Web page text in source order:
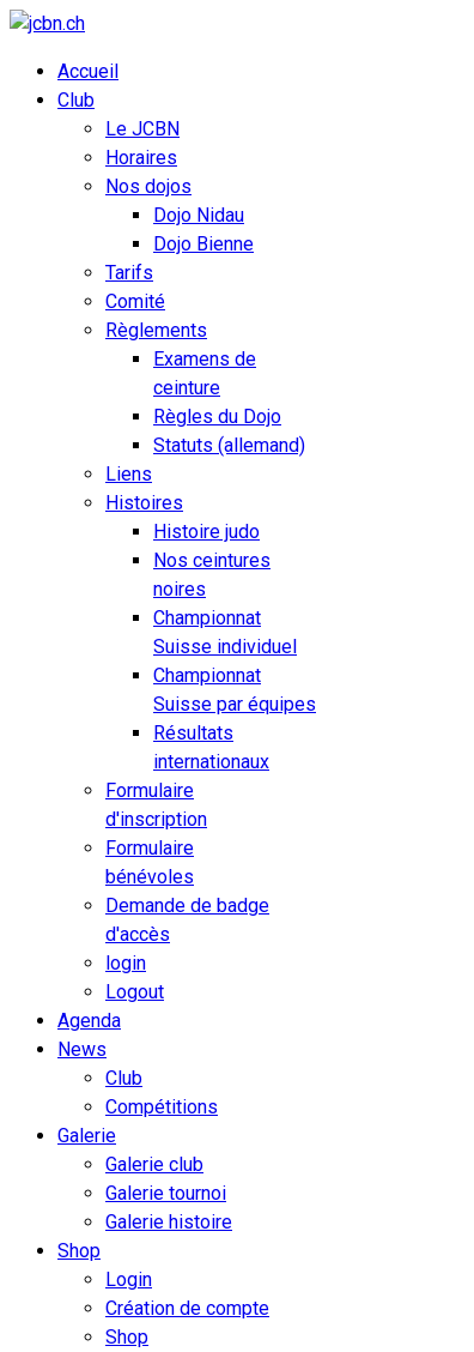
Accueil
Club
Le JCBN
Horaires
Nos dojos
Dojo Nidau
Dojo Bienne
Tarifs
Comité
Règlements
Examens de
ceinture
Règles du Dojo
Statuts (allemand)
Liens
Histoires
Histoire judo
Nos ceintures
noires
Championnat
Suisse individuel
Championnat
Suisse par équipes
Résultats
internationaux
Formulaire
d'inscription
Formulaire
bénévoles
Demande de badge
d'accès
login
Logout
Agenda
News
Club
Compétitions
Galerie
Galerie club
Galerie tournoi
Galerie histoire
Shop
Login
Création de compte
Shop